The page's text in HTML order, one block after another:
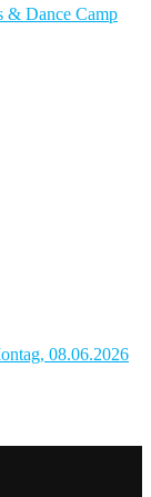
& Dance Camp
08.06.2026